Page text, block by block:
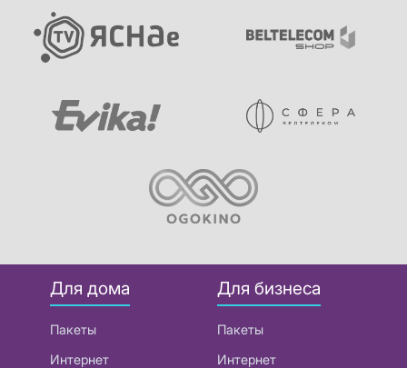
Для дома
Пакеты
Интернет
Для бизнеса
Пакеты
Интернет